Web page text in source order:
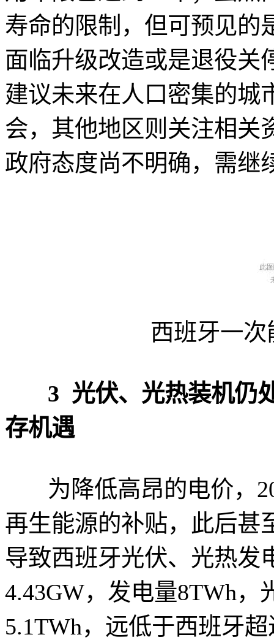
寿命的限制，但可预见的
面临升级改造或是退役关
建议未来在人口密集的城
会，其他地区则关注相关
政府态度尚不明确，需继
西班牙一次
3 光伏、光热装机仍处
存机遇
为降低高昂的电价，
再生能源的补贴，此后甚
导致西班牙光伏、光热发
4.43GW，发电量8TWh，
5.1TWh，远低于西班牙